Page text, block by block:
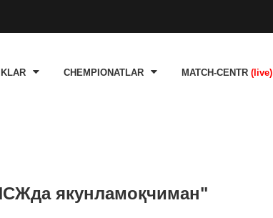
CHEMPIONATLAR MATCH-CENTR (live)
якунламоқчиман"